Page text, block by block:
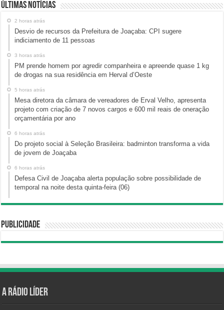
Últimas Notícias
2 horas atrás
Desvio de recursos da Prefeitura de Joaçaba: CPI sugere
indiciamento de 11 pessoas
3 horas atrás
PM prende homem por agredir companheira e apreende quase 1 kg
de drogas na sua residência em Herval d’Oeste
5 horas atrás
Mesa diretora da câmara de vereadores de Erval Velho, apresenta
projeto com criação de 7 novos cargos e 600 mil reais de oneração
orçamentária por ano
6 horas atrás
Do projeto social à Seleção Brasileira: badminton transforma a vida
de jovem de Joaçaba
6 horas atrás
Defesa Civil de Joaçaba alerta população sobre possibilidade de
temporal na noite desta quinta-feira (06)
Publicidade
A Rádio Líder